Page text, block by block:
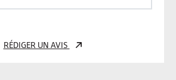
RÉDIGER UN AVIS